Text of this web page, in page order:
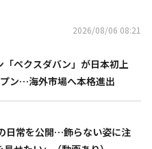
2026/08/06 08:21
ペクスダバン」が日本初上
ン…海外市場へ本格進出
日常を公開…飾らない姿に注